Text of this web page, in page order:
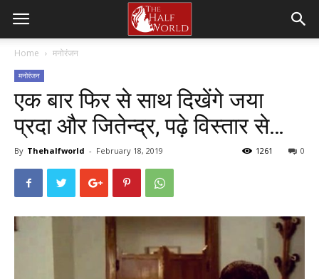
Home मनोरंजन
मनोरंजन
एक बार फिर से साथ दिखेंगे जया
प्रदा और जितेन्द्र, पढ़े विस्तार से…
By Thehalfworld - February 18, 2019 0
1261